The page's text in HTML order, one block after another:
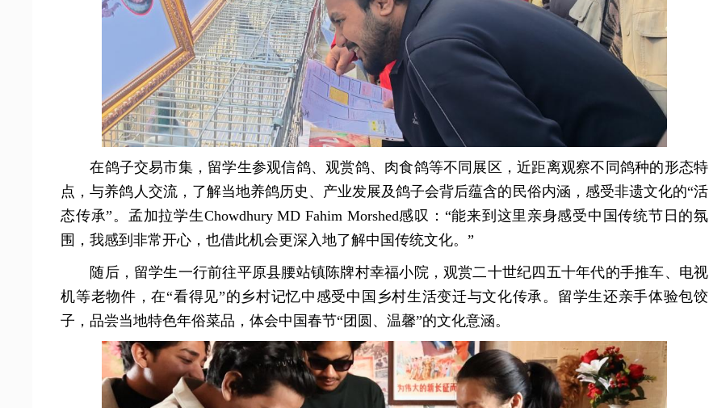
在鸽子交易市集，留学生参观信鸽、观赏鸽、肉食鸽等不同展区，近距离观察不同鸽种的形态特
点，与养鸽人交流，了解当地养鸽历史、产业发展及鸽子会背后蕴含的民俗内涵，感受非遗文化的“活
态传承”。孟加拉学生Chowdhury MD Fahim Morshed感叹：“能来到这里亲身感受中国传统节日的氛
围，我感到非常开心，也借此机会更深入地了解中国传统文化。”
随后，留学生一行前往平原县腰站镇陈牌村幸福小院，观赏二十世纪四五十年代的手推车、电视
机等老物件，在“看得见”的乡村记忆中感受中国乡村生活变迁与文化传承。留学生还亲手体验包饺
子，品尝当地特色年俗菜品，体会中国春节“团圆、温馨”的文化意涵。